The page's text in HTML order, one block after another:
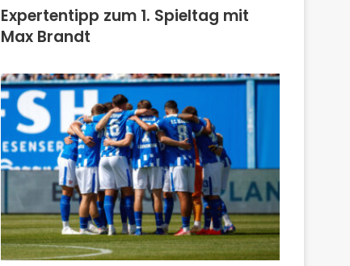
Expertentipp zum 1. Spieltag mit
Max Brandt